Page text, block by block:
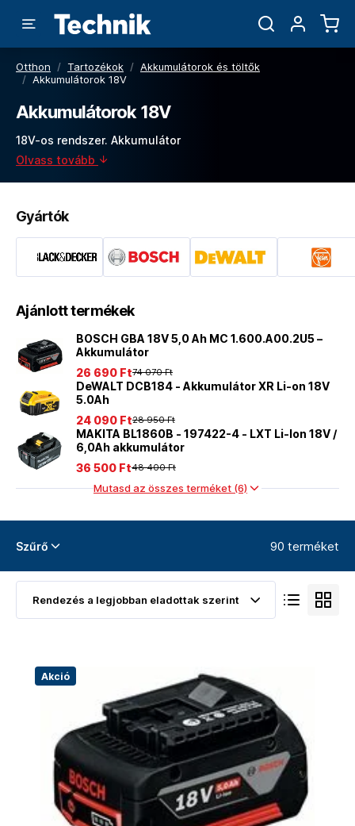
Otthon / Tartozékok / Akkumulátorok és töltők
/ Akkumulátorok 18V
Akkumulátorok 18V
18V-os rendszer. Akkumulátor
Olvass tovább
Gyártók
Ajánlott termékek
BOSCH GBA 18V 5,0 Ah MC 1.600.A00.2U5 –
Akkumulátor
74 070 Ft
26 690 Ft
DeWALT DCB184 - Akkumulátor XR Li-on 18V
5.0Ah
28 950 Ft
24 090 Ft
MAKITA BL1860B - 197422-4 - LXT Li-Ion 18V /
6,0Ah akkumulátor
48 400 Ft
36 500 Ft
Mutasd az összes terméket (6)
Szűrő 90 terméket
Akció